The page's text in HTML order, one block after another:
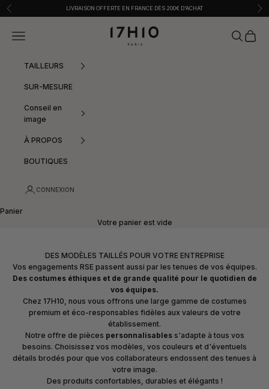
Passer au contenu
Précédent LIVRAISON OFFERTE EN FRANCE DÈS 200€ D'ACHAT
17h10
Menu Recherche
Panier
TAILLEURS
SUR-MESURE
Conseil en
image
À PROPOS
BOUTIQUES
CONNEXION
Panier
Votre panier est vide
DES MODÈLES TAILLÉS POUR VOTRE ENTREPRISE
Vos engagements RSE passent aussi par les tenues de vos équipes.
Des costumes éthiques et de grande qualité pour le quotidien de
vos équipes.
Chez 17H10, nous vous offrons une large gamme de costumes
premium et éco-responsables fidèles aux valeurs de votre
établissement.
Notre offre de pièces personnalisabless'adapte à tous vos
besoins. Choisissez vos modèles, vos couleurs et d'éventuels
détails brodés pour que vos collaborateurs endossent des tenues à
votre image.
Des produits confortables, durables et élégants !